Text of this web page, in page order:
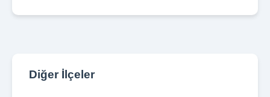
Diğer İlçeler